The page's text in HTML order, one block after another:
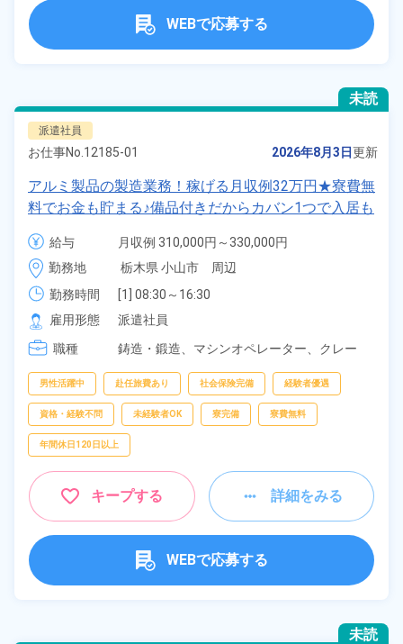
WEBで応募する
未読
派遣社員
お仕事No. 12185-01 2026年8月3日更新
アルミ製品の製造業務！稼げる月収例32万円★寮費無
料でお金も貯まる♪備品付きだからカバン1つで入居も
OK◎1食400円～の格安食堂有り！マイカー通勤OK！
《栃木県小山市》
給与
月収例 310,000円～330,000円
時給 1,600円～1,600円
勤務地
栃木県 小山市　周辺
勤務時間
[1] 08:30～16:30
[2] 15:00～23:30
[3] 20:00～04:30
雇用形態
派遣社員
職種
鋳造・鍛造、 マシンオペレーター、 クレー
男性活躍中 赴任旅費あり 社会保険完備 経験者優遇
資格・経験不問 未経験者OK 寮完備 寮費無料
年間休日120日以上
キープする 詳細をみる
WEBで応募する
未読